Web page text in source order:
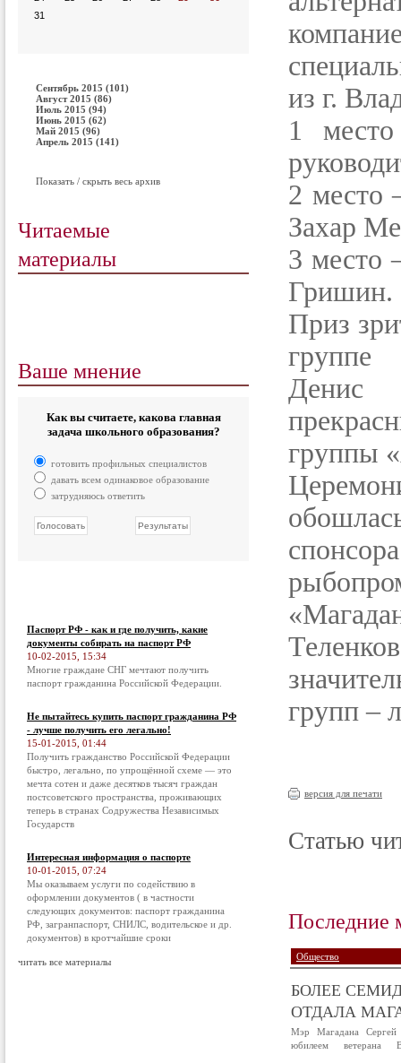
31
Сентябрь 2015 (101)
Август 2015 (86)
Июль 2015 (94)
Июнь 2015 (62)
Май 2015 (96)
Апрель 2015 (141)
Показать / скрыть весь архив
Читаемые
материалы
Ваше мнение
Как вы считаете, какова главная
задача школьного образования?
готовить профильных специалистов
давать всем одинаковое образование
затрудняюсь ответить
Паспорт РФ - как и где получить, какие
документы собирать на паспорт РФ
10-02-2015, 15:34
Многие граждане СНГ мечтают получить
паспорт гражданина Российской Федерации.
Не пытайтесь купить паспорт гражданина РФ
- лучше получить его легально!
15-01-2015, 01:44
Получить гражданство Российской Федерации
быстро, легально, по упрощённой схеме — это
мечта сотен и даже десятков тысяч граждан
постсоветского пространства, проживающих
теперь в странах Содружества Независимых
Государств
Интересная информация о паспорте
10-01-2015, 07:24
Мы оказываем услуги по содействию в
оформлении документов ( в частности
следующих документов: паспорт гражданина
РФ, загранпаспорт, СНИЛС, водительское и др.
документов) в кротчайшие сроки
читать все материалы
из г.
1
2 место
Захар
3 место
Гришин.
Приз
группе
Денис
группы
групп –
версия для печати
Статью
Последние
Общество
БОЛЕЕ
ОТДАЛА
Мэр Магадана Сергей
юбилеем ветерана